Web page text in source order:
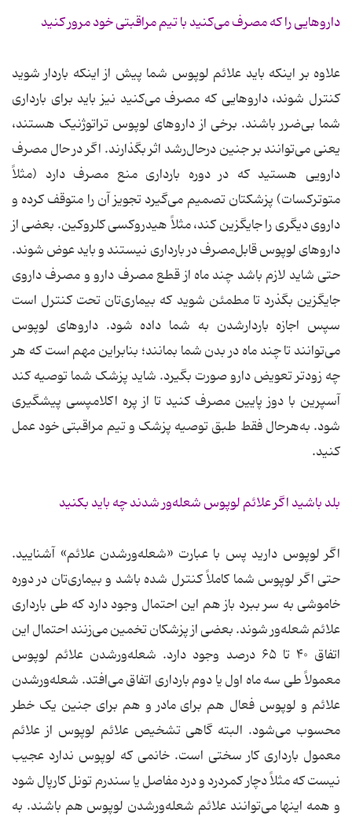
داروهایی را که مصرف می‌کنید با تیم مراقبتی خود مرور کنید
علاوه بر اینکه باید علائم لوپوس شما پیش از اینکه باردار شوید
کنترل شوند، داروهایی که مصرف می‌کنید نیز باید برای بارداری
شما بی‌ضرر باشند. برخی از داروهای لوپوس تراتوژنیک هستند،
یعنی می‌توانند بر جنین درحال‌رشد اثر بگذارند. اگر در حال مصرف
دارویی هستید که در دوره بارداری منع مصرف دارد (مثلاً
متوترکسات) پزشکتان تصمیم می‌گیرد تجویز آن را متوقف کرده و
داروی دیگری را جایگزین کند، مثلاً هیدروکسی کلروکین. بعضی از
داروهای لوپوس قابل‌مصرف در بارداری نیستند و باید عوض شوند.
حتی شاید لازم باشد چند ماه از قطع مصرف دارو و مصرف داروی
جایگزین بگذرد تا مطمئن شوید که بیماری‌تان تحت کنترل است
سپس اجازه باردارشدن به شما داده شود. داروهای لوپوس
می‌توانند تا چند ماه در بدن شما بمانند؛ بنابراین مهم است که هر
چه زودتر تعویض دارو صورت بگیرد. شاید پزشک شما توصیه کند
آسپرین با دوز پایین مصرف کنید تا از پره اکلامپسی پیشگیری
شود. به‌هرحال فقط طبق توصیه پزشک و تیم مراقبتی خود عمل
کنید.
بلد باشید اگر علائم لوپوس شعله‌ور شدند چه باید بکنید
اگر لوپوس دارید پس با عبارت «شعله‌ورشدن علائم» آشنایید.
حتی اگر لوپوس شما کاملاً کنترل شده باشد و بیماری‌تان در دوره
خاموشی به سر ببرد باز هم این احتمال وجود دارد که طی بارداری
علائم شعله‌ور شوند. بعضی از پزشکان تخمین می‌زنند احتمال این
اتفاق ۴۰ تا ۶۵ درصد وجود دارد. شعله‌ورشدن علائم لوپوس
معمولاً طی سه ماه اول یا دوم بارداری اتفاق می‌افتد. شعله‌ورشدن
علائم و لوپوس فعال هم برای مادر و هم برای جنین یک خطر
محسوب می‌شود. البته گاهی تشخیص علائم لوپوس از علائم
معمول بارداری کار سختی است. خانمی که لوپوس ندارد عجیب
نیست که مثلاً دچار کمردرد و درد مفاصل یا سندرم تونل کارپال شود
و همه اینها می‌توانند علائم شعله‌ورشدن لوپوس هم باشند. به